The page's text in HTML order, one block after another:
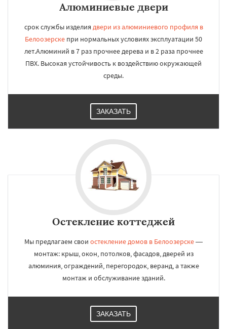
Алюминиевые двери
срок службы изделия двери из алюминиевого профиля в
Белоозерске при нормальных условиях эксплуатации 50
лет.Алюминий в 7 раз прочнее дерева и в 2 раза прочнее
ПВХ. Высокая устойчивость к воздействию окружающей
среды.
ЗАКАЗАТЬ
Остекление коттеджей
Мы предлагаем свои остекление домов в Белоозерске—
монтаж: крыш, окон, потолков, фасадов, дверей из
алюминия, ограждений, перегородок, веранд, а также
монтаж и обслуживание зданий.
ЗАКАЗАТЬ